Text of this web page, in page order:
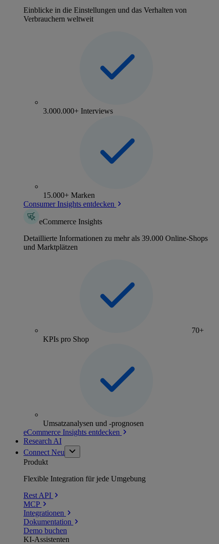
Einblicke in die Einstellungen und das Verhalten von
Verbrauchern weltweit
3.000.000+ Interviews
15.000+ Marken
Consumer Insights entdecken
eCommerce Insights
Detaillierte Informationen zu mehr als 39.000 Online-Shops
und Marktplätzen
70+
KPIs pro Shop
Umsatzanalysen und -prognosen
eCommerce Insights entdecken
Research AI
Connect Neu
Produkt
Flexible Integration für jede Umgebung
Rest API
MCP
Integrationen
Dokumentation
Demo buchen
KI-Assistenten